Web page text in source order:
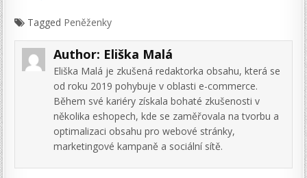
Tagged Peněženky
Author: Eliška Malá
Eliška Malá je zkušená redaktorka obsahu, která se
od roku 2019 pohybuje v oblasti e-commerce.
Během své kariéry získala bohaté zkušenosti v
několika eshopech, kde se zaměřovala na tvorbu a
optimalizaci obsahu pro webové stránky,
marketingové kampaně a sociální sítě.